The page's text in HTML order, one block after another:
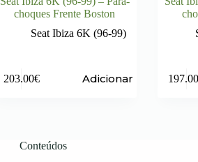
choques Frente Boston
Seat Ibiza 6K (96-99)
203.00€ Adicionar
Conteúdos